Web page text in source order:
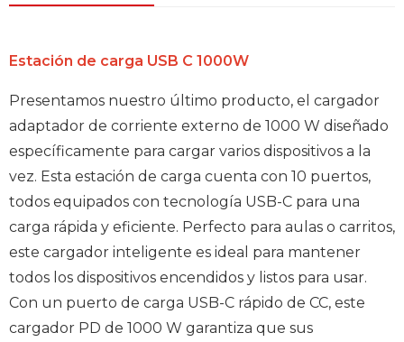
Estación de carga USB C 1000W
Presentamos nuestro último producto, el cargador
adaptador de corriente externo de 1000 W diseñado
específicamente para cargar varios dispositivos a la
vez. Esta estación de carga cuenta con 10 puertos,
todos equipados con tecnología USB-C para una
carga rápida y eficiente. Perfecto para aulas o carritos,
este cargador inteligente es ideal para mantener
todos los dispositivos encendidos y listos para usar.
Con un puerto de carga USB-C rápido de CC, este
cargador PD de 1000 W garantiza que sus